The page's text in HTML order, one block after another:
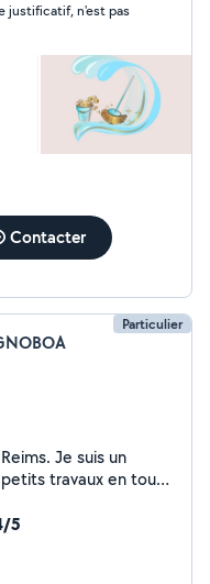
disposition. J'ai eu
des enfants,
des
c'est avec un
de garder ou bien
Au plaisir de
justificatif, n'est pas
Contacter
Particulier
Je suis un
travaux en tout
5